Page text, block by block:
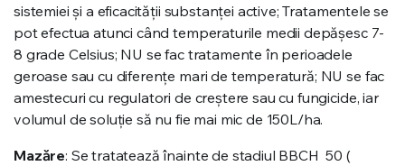
sistemiei și a eficacității substanței active; Tratamentele se
pot efectua atunci când temperaturile medii depășesc 7-
8 grade Celsius; NU se fac tratamente în perioadele
geroase sau cu diferențe mari de temperatură; NU se fac
amestecuri cu regulatori de creștere sau cu fungicide, iar
volumul de soluție să nu fie mai mic de 150L/ha.
Mazăre: Se tratatează înainte de stadiul BBCH 50 (